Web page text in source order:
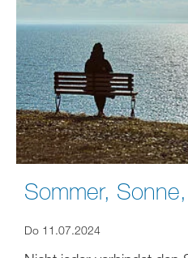
Sommer,
Do 11.07.2024